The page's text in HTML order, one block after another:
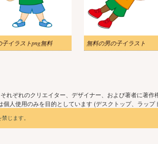
子イラストpng無料 無料の男の子イラスト
れぞれのクリエイター、デザイナー、および著者に著
人使用のみを目的としています (デスクトップ、ラッ
じます。